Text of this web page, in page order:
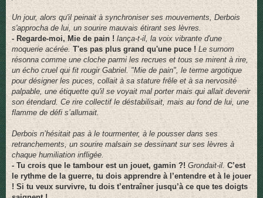
Un jour, alors qu'il peinait à synchroniser ses mouvements, Derbois
s'approcha de lui, un sourire mauvais étirant ses lèvres.
- Regarde-moi, Mie de pain ! lança-t-il, la voix vibrante d'une
moquerie acérée. T'es pas plus grand qu'une puce ! Le surnom
résonna comme une cloche parmi les recrues et tous se mirent à rire,
un écho cruel qui fit rougir Gabriel. "Mie de pain", le terme argotique
pour désigner les puces, collait à sa stature frêle et à sa nervosité
palpable, une étiquette qu'il se voyait mal porter mais qui allait devenir
son étendard. Ce rire collectif le déstabilisait, mais au fond de lui, une
flamme de défi s’allumait.
Derbois n’hésitait pas à le tourmenter, à le pousser dans ses
retranchements, un sourire malsain se dessinant sur ses lèvres à
chaque humiliation infligée.
- Tu crois que le tambour est un jouet, gamin ?! Grondait-il. C’est
le rythme de la guerre, tu dois apprendre à l’entendre et à le jouer
! Si tu veux survivre, tu dois t’entraîner jusqu’à ce que tes doigts